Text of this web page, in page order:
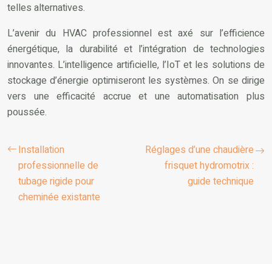
telles alternatives.
L’avenir du HVAC professionnel est axé sur l’efficience
énergétique, la durabilité et l’intégration de technologies
innovantes. L’intelligence artificielle, l’IoT et les solutions de
stockage d’énergie optimiseront les systèmes. On se dirige
vers une efficacité accrue et une automatisation plus
poussée.
Installation
professionnelle de
tubage rigide pour
cheminée existante
Réglages d’une chaudière
frisquet hydromotrix :
guide technique